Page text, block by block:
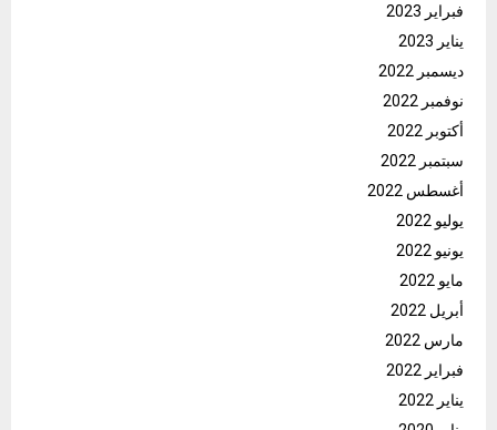
فبراير 2023
يناير 2023
ديسمبر 2022
نوفمبر 2022
أكتوبر 2022
سبتمبر 2022
أغسطس 2022
يوليو 2022
يونيو 2022
مايو 2022
أبريل 2022
مارس 2022
فبراير 2022
يناير 2022